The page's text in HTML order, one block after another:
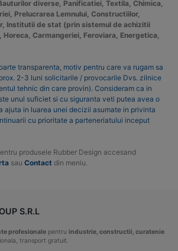
diverse, Panificatiei, Textila, Chimica,
Prelucrarea Lemnului, Constructiilor,
Institutii de stat (prin sistemul de achizitii
Horeca, Carmangeriei, Feroviara, Energetica,
transparenta, motiv pentru care va rugam sa
2-3 luni solicitarile / provocarile Dvs. zilnice
tehnic din care provin). Consideram ca in
unul suficiet si cu siguranta veti putea avea o
ajuta in luarea unei decizii asumate in privinta
cu prioritate a parteneriatului inceput
produsele Rubber Design accesand
sau Contact din meniu.
S.R.L
profesionale pentru industrie, constructii, curatenie
transport gratuit.